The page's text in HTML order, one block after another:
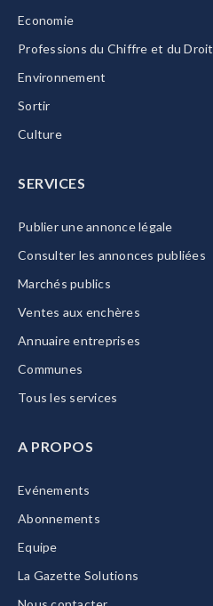
Economie
Professions du Chiffre et du Droit
Environnement
Sortir
Culture
SERVICES
Publier une annonce légale
Consulter les annonces publiées
Marchés publics
Ventes aux enchères
Annuaire entreprises
Communes
Tous les services
A PROPOS
Evénements
Abonnements
Equipe
La Gazette Solutions